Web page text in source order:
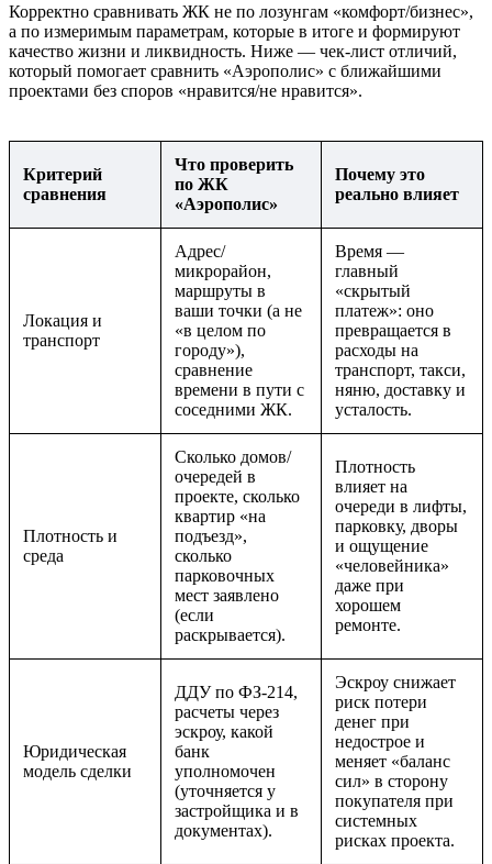
Корректно сравнивать ЖК не по лозунгам «комфорт/бизнес»,
а по измеримым параметрам, которые в итоге и формируют
качество жизни и ликвидность. Ниже — чек-лист отличий,
который помогает сравнить «Аэрополис» с ближайшими
проектами без споров «нравится/не нравится».
Критерий
сравнения
Что проверить
по ЖК
«Аэрополис»
Почему это
реально влияет
Локация и
транспорт
Адрес/
микрорайон,
маршруты в
ваши точки (а не
«в целом по
городу»),
сравнение
времени в пути с
соседними ЖК.
Время —
главный
«скрытый
платеж»: оно
превращается в
расходы на
транспорт, такси,
няню, доставку и
усталость.
Плотность и
среда
Сколько домов/
очередей в
проекте, сколько
квартир «на
подъезд»,
сколько
парковочных
мест заявлено
(если
раскрывается).
Плотность
влияет на
очереди в лифты,
парковку, дворы
и ощущение
«человейника»
даже при
хорошем
ремонте.
Юридическая
модель сделки
ДДУ по ФЗ-214,
расчеты через
эскроу, какой
банк
уполномочен
(уточняется у
застройщика и в
документах).
Эскроу снижает
риск потери
денег при
недострое и
меняет «баланс
сил» в сторону
покупателя при
системных
рисках проекта.